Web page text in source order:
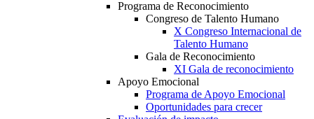
Programa de Reconocimiento
Congreso de Talento Humano
X Congreso Internacional de
Talento Humano
Gala de Reconocimiento
XI Gala de reconocimiento
Apoyo Emocional
Programa de Apoyo Emocional
Oportunidades para crecer